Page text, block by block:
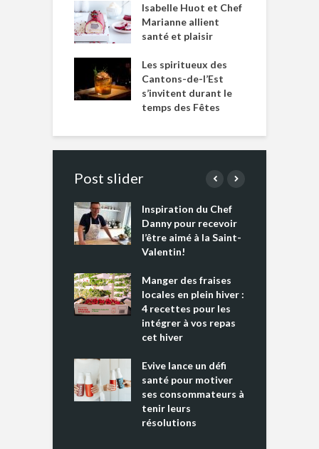
Isabelle Huot et Chef
Marianne allient
santé et plaisir
Les spiritueux des
Cantons-de-l’Est
s’invitent durant le
temps des Fêtes
Post slider
Inspiration du Chef
Danny pour recevoir
l’être aimé à la Saint-
Valentin!
Manger des fraises
locales en plein hiver :
4 recettes pour les
intégrer à vos repas
cet hiver
Evive lance un défi
santé pour motiver
ses consommateurs à
tenir leurs
résolutions